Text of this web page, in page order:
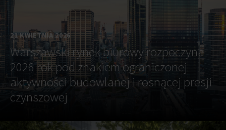
21 KWIETNIA 2026
Warszawski rynek biurowy rozpoczyna
2026 rok pod znakiem ograniczonej
aktywności budowlanej i rosnącej presji
czynszowej